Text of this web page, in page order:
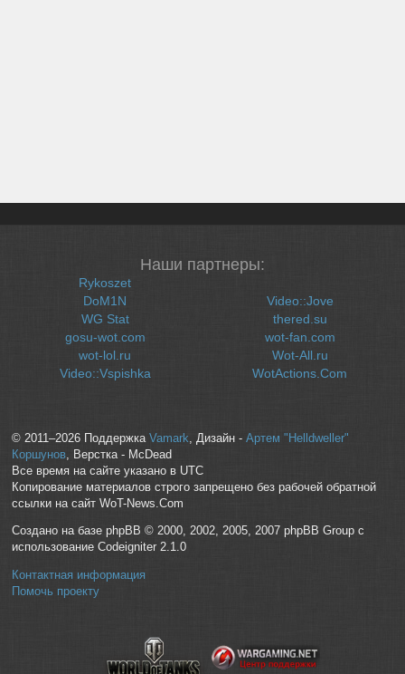
Наши партнеры:
Rykoszet
DoM1N
WG Stat
gosu-wot.com
wot-lol.ru
Video::Vspishka
Video::Jove
thered.su
wot-fan.com
Wot-All.ru
WotActions.Com
© 2011–2026 Поддержка Vamark , Дизайн - Артем "Helldweller"
Коршунов, Верстка - McDead
Все время на сайте указано в UTC
Копирование материалов строго запрещено без рабочей обратной
ссылки на сайт WoT-News.Com
Создано на базе phpBB © 2000, 2002, 2005, 2007 phpBB Group с
использование Codeigniter 2.1.0
Контактная информация
Помочь проекту